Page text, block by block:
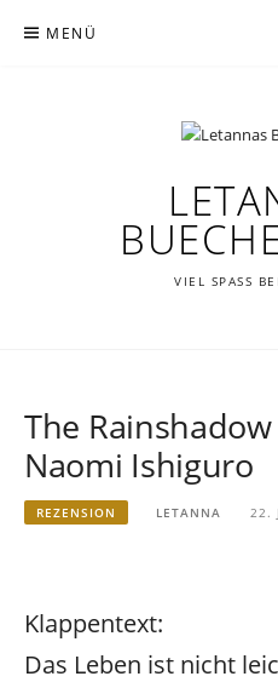
Inhalt MENÜ
VIEL SPASS
The
Naomi Ishiguro
REZENSION LETANNA 22.
Klappentext:
Das Leben ist nicht